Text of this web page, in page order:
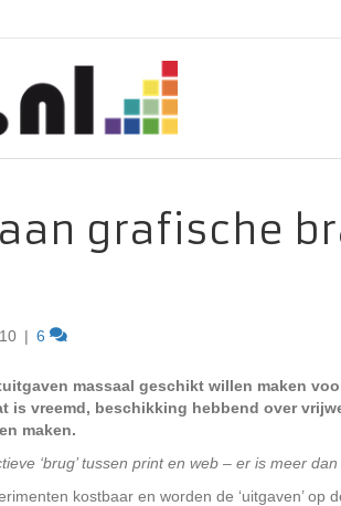
grafische
| 6
massaal geschikt willen maken
is vreemd, beschikking hebbend over
maken.
‘brug’ tussen print en web – er is meer
kostbaar en worden de ‘uitgaven’ op